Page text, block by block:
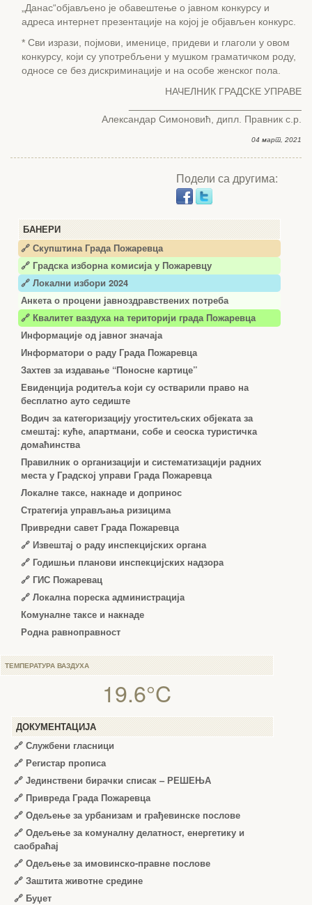
БАНЕРИ
🔗 Скупштина Града Пожаревца
🔗 Градска изборна комисија у Пожаревцу
🔗 Локални избори 2024
Анкета о процени јавноздравствених потреба
🔗 Квалитет ваздуха на територији града Пожаревца
Информације од јавног значаја
Информатори о раду Града Пожаревца
Захтев за издавање “Поносне картице”
Евиденција родитеља који су остварили право на
бесплатно ауто седиште
Водич за категоризацију угоститељских објеката за
смештај: куће, апартмани, собе и сеоска туристичка
домаћинства
Правилник о организацији и систематизацији радних
места у Градској управи Града Пожаревца
Локалне таксе, накнаде и допринос
Стратегија управљања ризицима
Привредни савет Града Пожаревца
🔗 Извештај о раду инспекцијских органа
🔗 Годишњи планови инспекцијских надзора
🔗 ГИС Пожаревац
🔗 Локална пореска администрација
Комуналне таксе и накнаде
Родна равноправност
„Данас“објављено је обавештење о јавном конкурсу и
адреса интернет презентације на којој је објављен конкурс.
* Сви изрази, појмови, именице, придеви и глаголи у овом
конкурсу, који су употребљени у мушком граматичком роду,
односе се без дискриминације и на особе женског пола.
НАЧЕЛНИК ГРАДСКЕ УПРАВЕ
Александар Симоновић, дипл. Правник с.р.
04 март, 2021
Подели са другима:
ТЕМПЕРАТУРА ВАЗДУХА
19.6°C
ДОКУМЕНТАЦИЈА
🔗 Службени гласници
🔗 Регистар прописа
🔗 Јединствени бирачки списак – РЕШЕЊА
🔗 Привреда Града Пожаревца
🔗 Одељење за урбанизам и грађевинске послове
🔗 Одељење за комуналну делатност, енергетику и
саобраћај
🔗 Одељење за имовинско-правне послове
🔗 Заштита животне средине
🔗 Буџет